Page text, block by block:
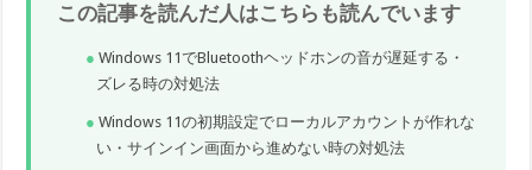
この記事を読んだ人はこちらも読んでいます
Windows 11でBluetoothヘッドホンの音が遅延する・
ズレる時の対処法
Windows 11の初期設定でローカルアカウントが作れな
い・サインイン画面から進めない時の対処法